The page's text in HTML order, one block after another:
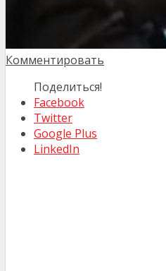
Комментировать
Поделиться!
Facebook
Twitter
Google Plus
LinkedIn